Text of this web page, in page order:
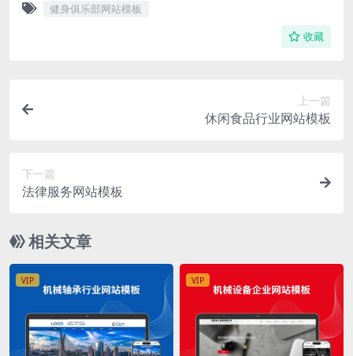
健身俱乐部网站模板
收藏
上一篇
休闲食品行业网站模板
下一篇
法律服务网站模板
相关文章
VIP VIP